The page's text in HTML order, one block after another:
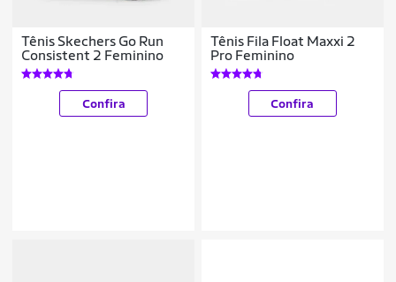
Tênis Skechers Go Run
Consistent 2 Feminino
Confira
Tênis Fila Float Maxxi 2
Pro Feminino
Confira